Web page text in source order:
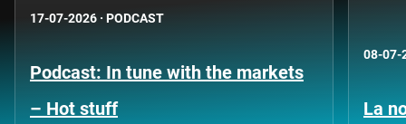
17-07-2026 · PODCAST
Podcast: In tune with the markets
– Hot stuff
08-07-
La